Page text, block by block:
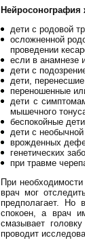
Нейросонография
дети с родовой
осложненной
проведении
если в анамнезе
дети с
дети,
переношенные
дети с
мышечного
беспокойные дети
дети с
врожденных
генетических
при травме
При
врач мог
предполагает. Но
спокоен, а врач
смазывает
проводит